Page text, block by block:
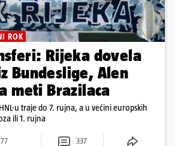
ROK
Rijeka dovela
Bundeslige, Alen
meti Brazilaca
u traje do 7. rujna, a u većini europskih
ili 1. rujna
77 337